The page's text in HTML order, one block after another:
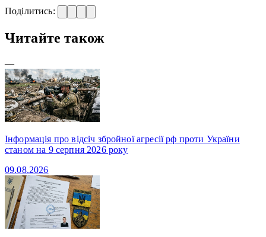
Поділитись:
Читайте також
—
Інформація про відсіч збройної агресії рф проти України
станом на 9 серпня 2026 року
09.08.2026